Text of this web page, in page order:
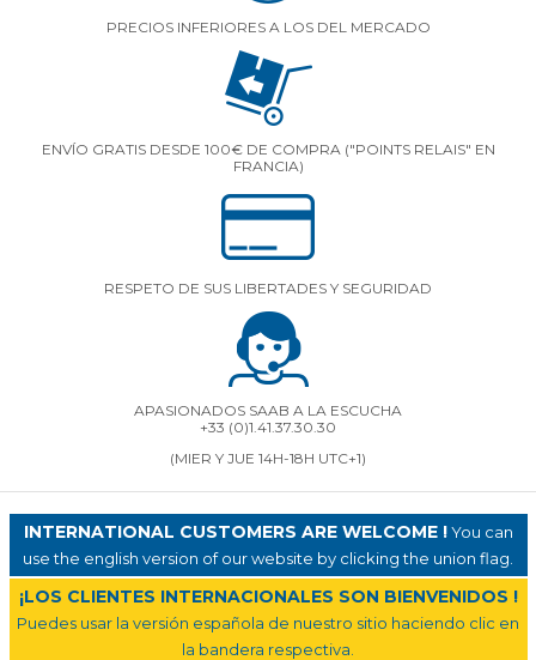
PRECIOS INFERIORES A LOS DEL MERCADO
ENVÍO GRATIS DESDE 100€ DE COMPRA ("POINTS RELAIS" EN
FRANCIA)
RESPETO DE SUS LIBERTADES Y SEGURIDAD
APASIONADOS SAAB A LA ESCUCHA
+33 (0)1.41.37.30.30
(MIER Y JUE 14H-18H UTC+1)
INTERNATIONAL CUSTOMERS ARE WELCOME !You can
use the english version of our website by clicking the union flag.
¡LOS CLIENTES INTERNACIONALES SON BIENVENIDOS !
Puedes usar la versión española de nuestro sitio haciendo clic en
la bandera respectiva.